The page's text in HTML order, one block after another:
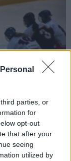
parties, or
for
opt-out
that after your
seeing
utilized by
těšit na přátelská
turnaj špičkových